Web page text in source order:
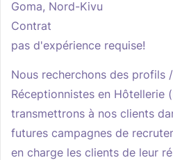
Goma, Nord-Kivu
Contrat
pas d'expérience requise!
Nous recherchons des profils
Réceptionnistes en Hôtellerie
transmettrons à nos clients
futures campagnes de
en charge les clients de leur